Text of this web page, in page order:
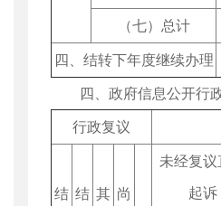
（七）总计
四、结转下年度继续办理
四、政府信息公开行政
行政复议
结 结 其 尚
未经复议
起诉